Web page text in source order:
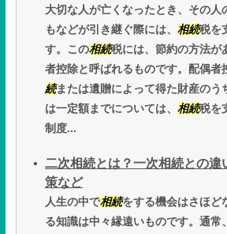
大切な人が亡くなったとき、その人
もなどが引き継ぐ際には、 相続税を
す。この相続税には、節約の方法が
者控除と呼ばれるものです。配偶者
続または遺贈によって得た財産のう
は一定額までについては、 相続税を
制度...
二次相続とは？一次相続との違
策など
人生の中で相続をする機会はさほど
る知識は中々縁遠いものです。通常、